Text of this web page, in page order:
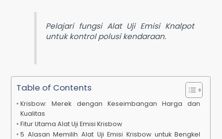
Pelajari fungsi Alat Uji Emisi Knalpot
untuk kontrol polusi kendaraan.
Table of Contents
Krisbow: Merek dengan Keseimbangan Harga dan
Kualitas
Fitur Utama Alat Uji Emisi Krisbow
5 Alasan Memilih Alat Uji Emisi Krisbow untuk Bengkel